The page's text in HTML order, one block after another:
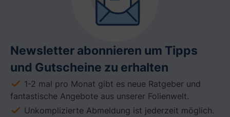
Newsletter abonnieren um Tipps
und Gutscheine zu erhalten
1-2 mal pro Monat gibt es neue Ratgeber und
fantastische Angebote aus unserer Folienwelt.
Unkomplizierte Abmeldung ist jederzeit möglich.